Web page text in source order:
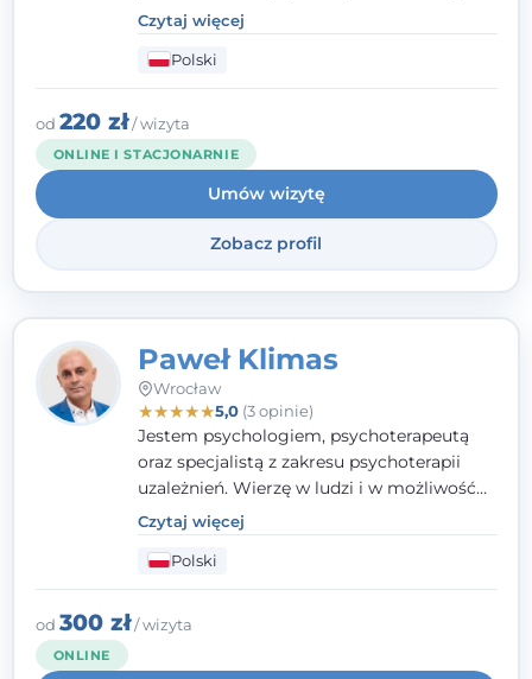
różnorodnych szkoleniach. Pracując z
dziećmi, młodzieżą i młodymi dorosłymi
niezwykle ważne jest dla mnie poczucie
bezpieczeństwa, zrozumienia oraz wolności
w wyrażaniu swojego zdania. Kieruję się
etyką zawodową, wierząc, że każdy
człowiek powinien otrzymać wsparcie i
pomoc, by poradzić sobie ze swoimi
problemami.
Czytaj więcej
Polski
od 220 zł/ wizyta
ONLINE I STACJONARNIE
Umów wizytę
Zobacz profil
Paweł Klimas
Wrocław
★★★★★5,0(3 opinie)
Jestem psychologiem, psychoterapeutą
oraz specjalistą z zakresu psychoterapii
uzależnień. Wierzę w ludzi i w możliwość
wprowadzenia zmian w ich życiu. Bardzo
często przekonuje się o tym, że każdy z nas,
w tym Ty i ja, ma wpływ na swoje
szczęście. Należy uwierzyć w siebie i działać
w obranym kierunku.
Czytaj więcej
Polski
od 300 zł/ wizyta
ONLINE